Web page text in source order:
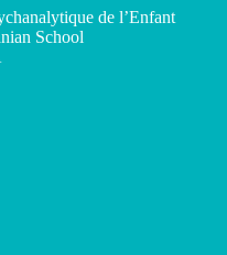
de l’Enfant
School